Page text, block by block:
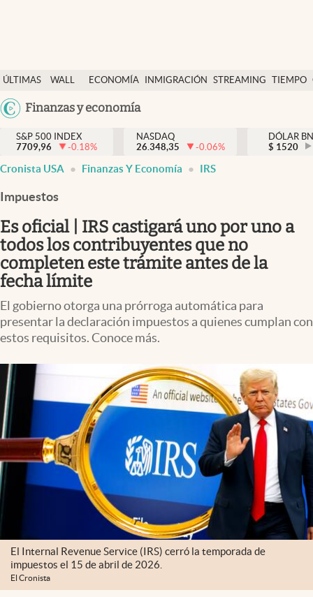
ÚLTIMAS
NOTICIAS
WALL
DÓLAR
ECONOMÍA INMIGRACIÓN STREAMING TIEMPO
México
Finanzas y economía
Finanzas y economía
Wall Street y dólar
Inmigración
Espiritual
Streaming
Lifestyle
S&P 500 INDEX
7709,96
-0.18%
NASDAQ
26.348,35
-0.06%
DÓLAR
$ 1520
Cronista USA Finanzas Y Economía IRS
Impuestos
Es oficial | IRS castigará uno por uno a
todos los contribuyentes que no
completen este trámite antes de la
fecha límite
El gobierno otorga una prórroga automática para
presentar la declaración impuestos a quienes cumplan con
estos requisitos. Conoce más.
El Internal Revenue Service (IRS) cerró la temporada de
impuestos el 15 de abril de 2026.
El Cronista